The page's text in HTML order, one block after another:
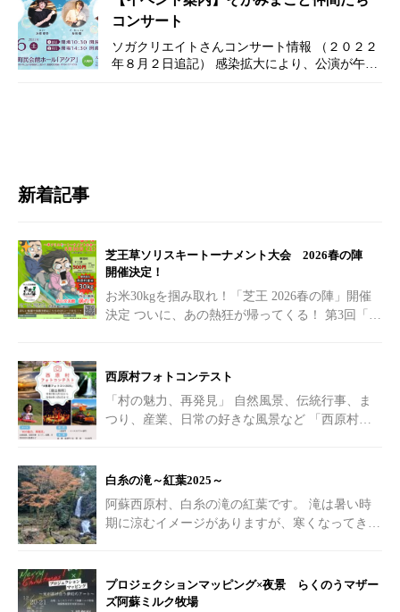
コンサート
ソガクリエイトさんコンサート情報 （２０２２
年８月２日追記） 感染拡大により、公演が午後
新着記事
芝王草ソリスキートーナメント大会 2026春の陣
開催決定！
お米30kgを掴み取れ！「芝王 2026春の陣」開催
決定 ついに、あの熱狂が帰ってくる！ 第3回「芝
西原村フォトコンテスト
「村の魅力、再発見」 自然風景、伝統行事、ま
つり、産業、日常の好きな風景など 「西原村に
白糸の滝～紅葉2025～
阿蘇西原村、白糸の滝の紅葉です。 滝は暑い時
期に涼むイメージがありますが、寒くなってきた
プロジェクションマッピング×夜景 らくのうマザー
ズ阿蘇ミルク牧場